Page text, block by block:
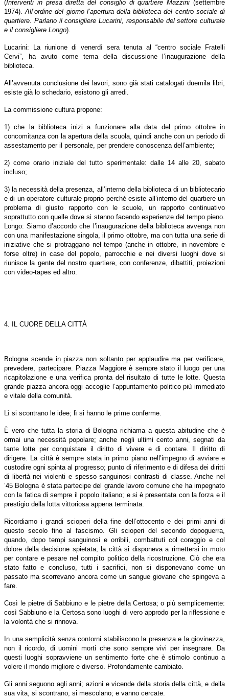
(Interventi in presa diretta del consiglio di quartiere Mazzini (settembre
1974).All’ordine del giorno l’apertura della biblioteca del centro sociale di
quartiere. Parlano il consigliere Lucarini, responsabile del settore culturale
e il consigliere Longo).
Lucarini: La riunione di venerdì sera tenuta al “centro sociale Fratelli
Cervi”, ha avuto come tema della discussione l’inaugurazione della
biblioteca.
All’avvenuta conclusione dei lavori, sono già stati catalogati duemila libri,
esiste già lo schedario, esistono gli arredi.
La commissione cultura propone:
1) che la biblioteca inizi a funzionare alla data del primo ottobre in
concomitanza con la apertura della scuola, quindi anche con un periodo di
assestamento per il personale, per prendere conoscenza dell’ambiente;
2) come orario iniziale del tutto sperimentale: dalle 14 alle 20, sabato
incluso;
3) la necessità della presenza, all’interno della biblioteca di un bibliotecario
e di un operatore culturale proprio perché esiste all’interno del quartiere un
problema di giusto rapporto con le scuole, un rapporto continuativo
soprattutto con quelle dove si stanno facendo esperienze del tempo pieno.
Longo: Siamo d’accordo che l’inaugurazione della biblioteca avvenga non
con una manifestazione singola, il primo ottobre, ma con tutta una serie di
iniziative che si protraggano nel tempo (anche in ottobre, in novembre e
forse oltre) in case del popolo, parrocchie e nei diversi luoghi dove si
riunisce la gente del nostro quartiere, con conferenze, dibattiti, proiezioni
con video-tapes ed altro.
4. IL CUORE DELLA CITTÀ
Bologna scende in piazza non soltanto per applaudire ma per verificare,
prevedere, partecipare. Piazza Maggiore è sempre stato il luogo per una
ricapitolazione e una verifica pronta del risultato di tutte le lotte. Questa
grande piazza ancora oggi accoglie l’appuntamento politico più immediato
e vitale della comunità.
Lì si scontrano le idee; lì si hanno le prime conferme.
È vero che tutta la storia di Bologna richiama a questa abitudine che è
ormai una necessità popolare; anche negli ultimi cento anni, segnati da
tante lotte per conquistare il diritto di vivere e di contare. Il diritto di
dirigere. La città è sempre stata in primo piano nell’impegno di avviare e
custodire ogni spinta al progresso; punto di riferimento e di difesa dei diritti
di libertà nei violenti e spesso sanguinosi contrasti di classe. Anche nel
’45 Bologna è stata partecipe del grande lavoro comune che ha impegnato
con la fatica di sempre il popolo italiano; e si è presentata con la forza e il
prestigio della lotta vittoriosa appena terminata.
Ricordiamo i grandi scioperi della fine dell’ottocento e dei primi anni di
questo secolo fino al fascismo. Gli scioperi del secondo dopoguerra,
quando, dopo tempi sanguinosi e orribili, combattuti col coraggio e col
dolore della decisione spietata, la città si disponeva a rimettersi in moto
per contare e pesare nel compito politico della ricostruzione. Ciò che era
stato fatto e concluso, tutti i sacrifici, non si disponevano come un
passato ma scorrevano ancora come un sangue giovane che spingeva a
fare.
Così le pietre di Sabbiuno e le pietre della Certosa; o più semplicemente:
così Sabbiuno e la Certosa sono luoghi di vero approdo per la riflessione e
la volontà che si rinnova.
In una semplicità senza contorni stabiliscono la presenza e la giovinezza,
non il ricordo, di uomini morti che sono sempre vivi per insegnare. Da
questi luoghi sopravviene un sentimento forte che è stimolo continuo a
volere il mondo migliore e diverso. Profondamente cambiato.
Gli anni seguono agli anni; azioni e vicende della storia della città, e della
sua vita, si scontrano, si mescolano; e vanno cercate.